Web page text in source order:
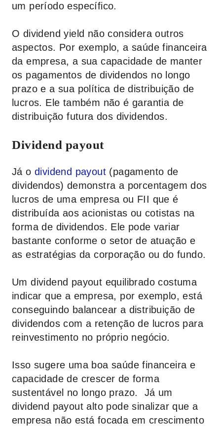
um período específico.
O dividend yield não considera outros
aspectos. Por exemplo, a saúde financeira
da empresa, a sua capacidade de manter
os pagamentos de dividendos no longo
prazo e a sua política de distribuição de
lucros. Ele também não é garantia de
distribuição futura dos dividendos.
Dividend payout
Já o dividend payout (pagamento de
dividendos) demonstra a porcentagem dos
lucros de uma empresa ou FII que é
distribuída aos acionistas ou cotistas na
forma de dividendos. Ele pode variar
bastante conforme o setor de atuação e
as estratégias da corporação ou do fundo.
Um dividend payout equilibrado costuma
indicar que a empresa, por exemplo, está
conseguindo balancear a distribuição de
dividendos com a retenção de lucros para
reinvestimento no próprio negócio.
Isso sugere uma boa saúde financeira e
capacidade de crescer de forma
sustentável no longo prazo. Já um
dividend payout alto pode sinalizar que a
empresa não está focada em crescimento